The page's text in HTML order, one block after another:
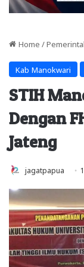
Home /
Kab Manokwari
STIH
Dengan
Jateng
jagatpapua